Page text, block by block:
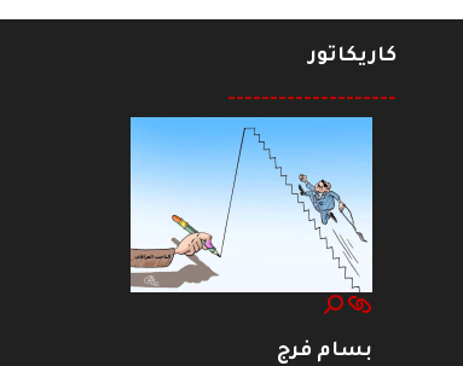
كاريكاتور
--------------------
بسام فرج